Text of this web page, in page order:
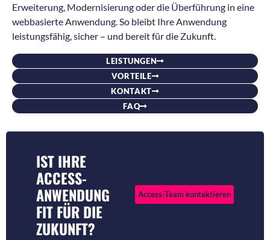
Erweiterung, Modernisierung oder die Überführung in eine
webbasierte Anwendung. So bleibt Ihre Anwendung
leistungsfähig, sicher – und bereit für die Zukunft.
LEISTUNGEN
VORTEILE
KONTAKT
FAQ
IST IHRE
ACCESS-
ANWENDUNG
FIT FÜR DIE
ZUKUNFT?
Access-Team kontaktieren